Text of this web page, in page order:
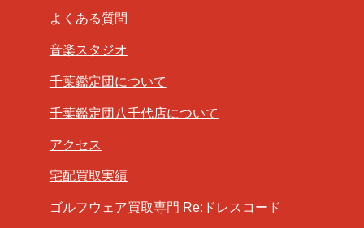
よくある質問
音楽スタジオ
千葉鑑定団について
千葉鑑定団八千代店について
アクセス
宅配買取実績
ゴルフウェア買取専門 Re:ドレスコード